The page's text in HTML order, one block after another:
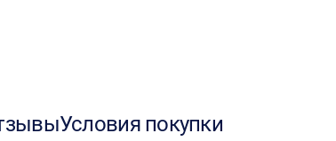
Условия покупки